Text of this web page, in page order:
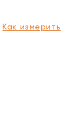
Как измерить